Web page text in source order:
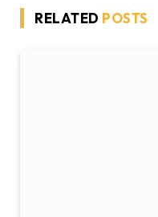
RELATED POSTS